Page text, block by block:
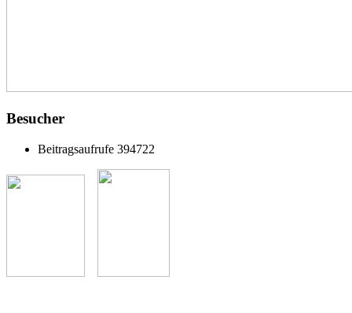
Besucher
Beitragsaufrufe 394722